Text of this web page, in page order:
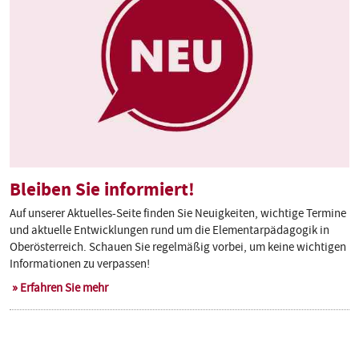
Bleiben Sie informiert!
Auf unserer Aktuelles-Seite finden Sie Neuigkeiten, wichtige Termine
und aktuelle Entwicklungen rund um die Elementarpädagogik in
Oberösterreich. Schauen Sie regelmäßig vorbei, um keine wichtigen
Informationen zu verpassen!
Erfahren Sie mehr